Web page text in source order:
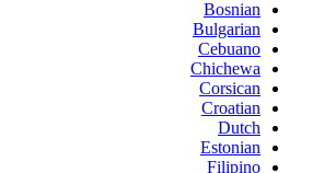
Bosnian
Bulgarian
Cebuano
Chichewa
Corsican
Croatian
Dutch
Estonian
Filipino